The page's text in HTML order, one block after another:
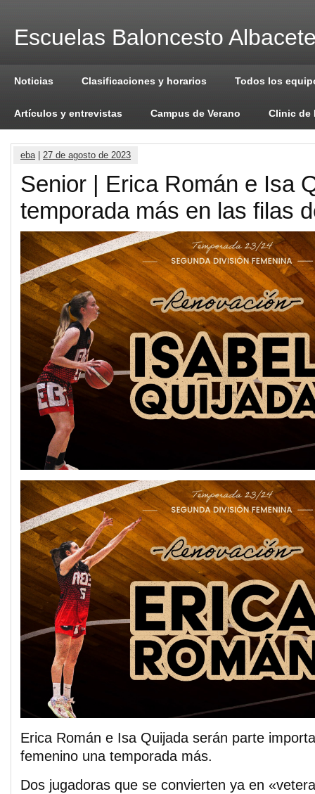
Escuelas Baloncesto
Noticias Clasificaciones y horarios Todos los
Artículos y entrevistas Campus de Verano Clinic de
eba| 27 de agosto de 2023
Senior | Erica Román e Isa
temporada más en las filas
Erica Román e Isa Quijada serán parte
femenino una temporada más.
Dos jugadoras que se convierten ya en